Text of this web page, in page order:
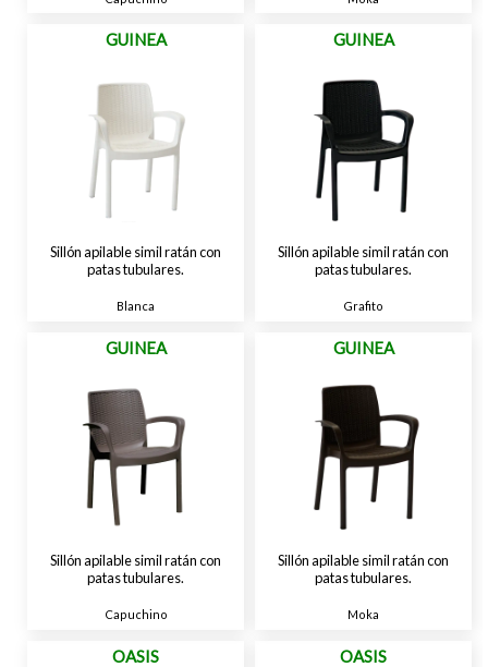
GUINEA
Sillón apilable simil ratán con
patas tubulares.
Blanca
GUINEA
Sillón apilable simil ratán con
patas tubulares.
Grafito
GUINEA
Sillón apilable simil ratán con
patas tubulares.
Capuchino
GUINEA
Sillón apilable simil ratán con
patas tubulares.
Moka
OASIS OASIS